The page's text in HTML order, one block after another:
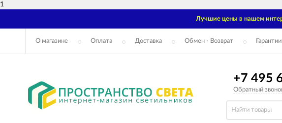
1
Лучшие цены в нашем
О магазине Оплата Доставка Обмен - Возврат Гарантии
+7 495
Обратный